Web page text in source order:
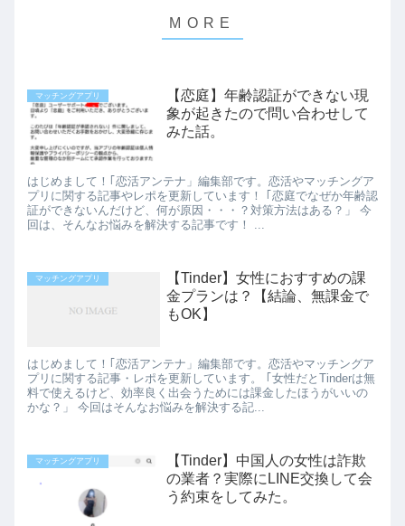
マッチングアプリ
【恋庭】年齢認証ができない現
象が起きたので問い合わせして
みた話。
はじめまして！｢恋活アンテナ」編集部です。恋活やマッチングア
プリに関する記事やレポを更新しています！ ｢恋庭でなぜか年齢認
証ができないんだけど、何が原因・・・？対策方法はある？」 今
回は、そんなお悩みを解決する記事です！ ...
マッチングアプリ
【Tinder】女性におすすめの課
金プランは？【結論、無課金で
もOK】
はじめまして！｢恋活アンテナ」編集部です。恋活やマッチングア
プリに関する記事・レポを更新しています。 ｢女性だとTinderは無
料で使えるけど、効率良く出会うためには課金したほうがいいの
かな？」 今回はそんなお悩みを解決する記...
マッチングアプリ
【Tinder】中国人の女性は詐欺
の業者？実際にLINE交換して会
う約束をしてみた。